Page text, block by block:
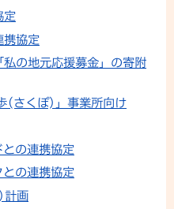
定
携協定
の地元応援募金」の寄附
(さくぽ)」事業所向け
の連携協定
の連携協定
計画